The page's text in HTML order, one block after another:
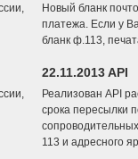
Новый бланк
платежа. Если у
бланк ф.113,
22.11.2013 API
Реализован API
срока пересылки
113 и адресного